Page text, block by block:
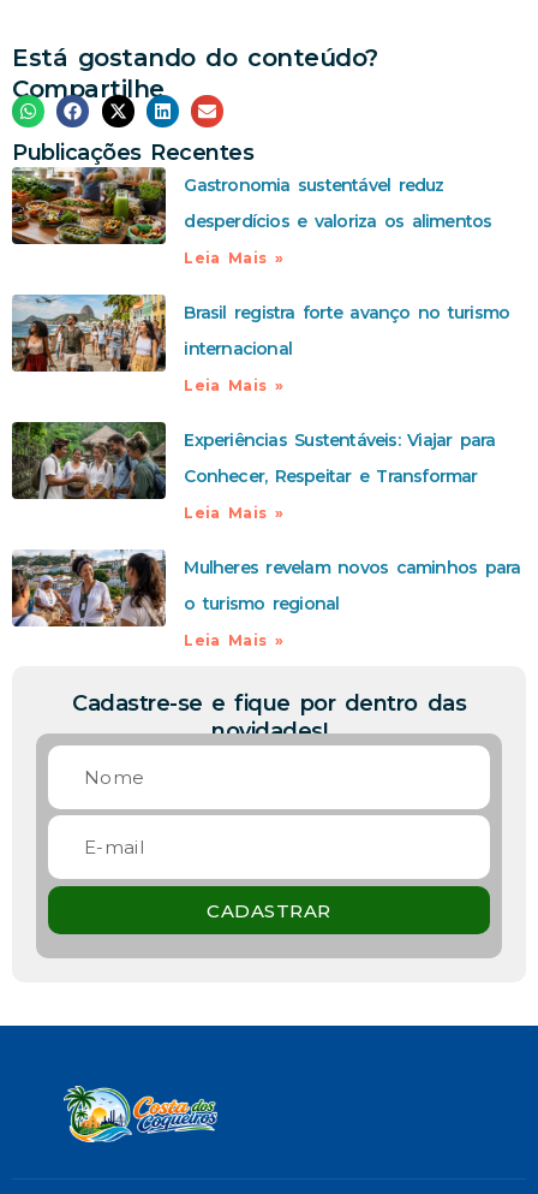
Está gostando do conteúdo?
Compartilhe
Publicações Recentes
Gastronomia sustentável reduz
desperdícios e valoriza os alimentos
Leia Mais »
Brasil registra forte avanço no turismo
internacional
Leia Mais »
Experiências Sustentáveis: Viajar para
Conhecer, Respeitar e Transformar
Leia Mais »
Mulheres revelam novos caminhos para
o turismo regional
Leia Mais »
Cadastre-se e fique por dentro das
novidades!
CADASTRAR